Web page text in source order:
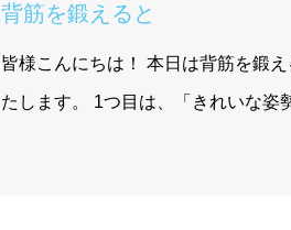
背筋を鍛えると
皆様こんにちは！ 本日は背筋を鍛
たします。 1つ目は、「きれい